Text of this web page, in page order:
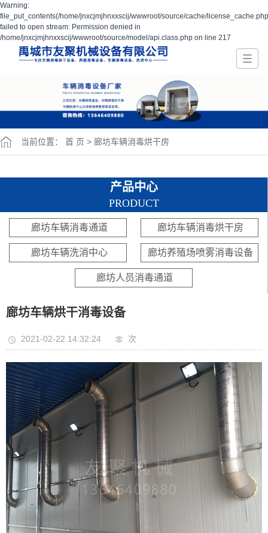
Warning:
file_put_contents(/home/jnxcjmjhnxxscij/wwwroot/source/cache/
failed to open stream: Permission denied in
/home/jnxcjmjhnxxscij/wwwroot/source/model/api.class.php on line 217
当前位置： 首 页 > 廊坊车辆消毒烘干房
产品中心
PRODUCT
廊坊车辆消毒通道 廊坊车辆消毒烘干房
廊坊车辆洗消中心 廊坊养殖场喷雾消毒设备
廊坊人员消毒通道
廊坊车辆烘干消毒设备
2021-02-22 14:32:24 次